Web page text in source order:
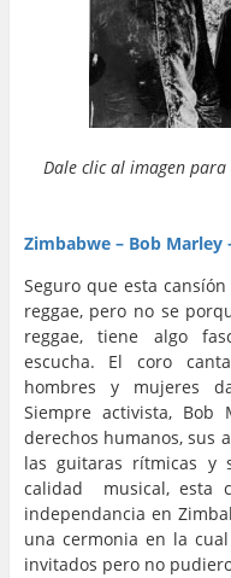
Dale clic al imagen
Zimbabwe – Bob Marley
Seguro que esta
reggae, pero no se
reggae, tiene algo
escucha. El coro
hombres y mujeres
Siempre activista,
derechos humanos, sus
las guitaras rítmicas
calidad musical, esta
independancia en
una cermonia en la
invitados pero no